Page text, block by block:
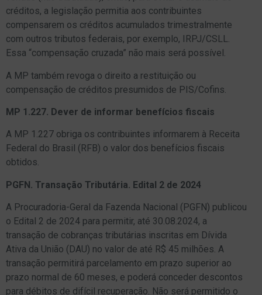
créditos, a legislação permitia aos contribuintes
compensarem os créditos acumulados trimestralmente
com outros tributos federais, por exemplo, IRPJ/CSLL.
Essa “compensação cruzada” não mais será possível.
A MP também revoga o direito a restituição ou
compensação de créditos presumidos de PIS/Cofins.
MP 1.227. Dever de informar benefícios fiscais
A MP 1.227 obriga os contribuintes informarem à Receita
Federal do Brasil (RFB) o valor dos benefícios fiscais
obtidos.
PGFN. Transação Tributária. Edital 2 de 2024
A Procuradoria-Geral da Fazenda Nacional (PGFN) publicou
o Edital 2 de 2024 para permitir, até 30.08.2024, a
transação de cobranças tributárias inscritas em Dívida
Ativa da União (DAU) no valor de até R$ 45 milhões. A
transação permitirá parcelamento em prazo superior ao
prazo normal de 60 meses, e poderá conceder descontos
para débitos de difícil recuperação. Não será permitido o